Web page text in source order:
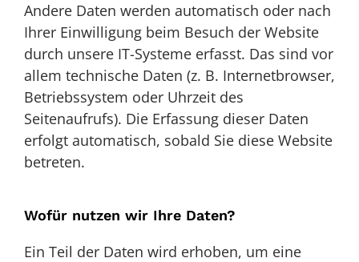
Andere Daten werden automatisch oder nach
Ihrer Einwilligung beim Besuch der Website
durch unsere IT-Systeme erfasst. Das sind vor
allem technische Daten (z. B. Internetbrowser,
Betriebssystem oder Uhrzeit des
Seitenaufrufs). Die Erfassung dieser Daten
erfolgt automatisch, sobald Sie diese Website
betreten.
Wofür nutzen wir Ihre Daten?
Ein Teil der Daten wird erhoben, um eine